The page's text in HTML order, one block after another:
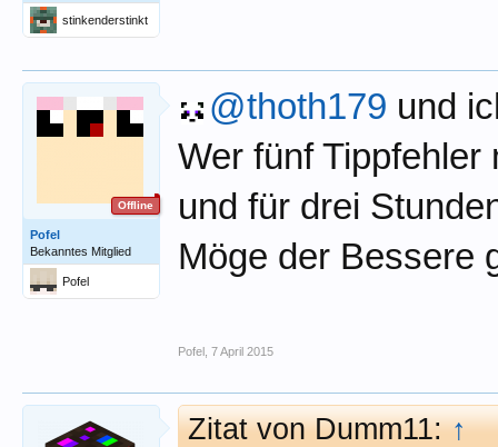
stinkenderstinkt
Offline
Pofel
Bekanntes Mitglied
Pofel
@thoth179 und
Wer fünf
und für drei
Möge der Bessere
Pofel 7 April 2015
Zitat von Dumm11:↑